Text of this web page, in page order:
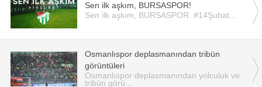
Sen ilk aşkım, BURSASPOR!
Sen ilk aşkım, BURSASPOR. #14Şubat...
Osmanlıspor deplasmanından tribün
görüntüleri
Osmanlıspor deplasmanından yolculuk ve
tribün görü...